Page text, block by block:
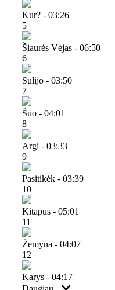
Kur? - 03:26
5
Šiaurės Vėjas - 06:50
6
Sulijo - 03:50
7
Šuo - 04:01
8
Argi - 03:33
9
Pasitikėk - 03:39
10
Kitapus - 05:01
11
Žemyna - 04:07
12
Karys - 04:17